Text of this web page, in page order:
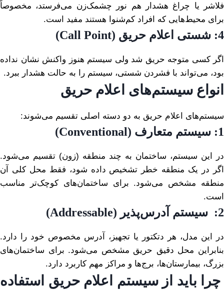
فلاشر یا چراغ هشدار هم نور چشمک‌زن می‌فرستد، مخصوصاً
برای محیط‌هایی که افراد کم‌شنوا هستند مفید است.
4: شستی اعلام حریق (Call Point)
اگر کسی متوجه حریق شد ولی سیستم هنوز واکنش نشان نداده
بود، می‌تواند با فشردن شستی، سیستم را به حالت هشدار ببرد.
انواع سیستم‌های اعلام حریق
سیستم‌های اعلام حریق به دو دسته اصلی تقسیم می‌شوند:
1: سیستم متعارف (Conventional)
در این سیستم، ساختمان به چند منطقه (زون) تقسیم می‌شود.
اگر در یک منطقه خطر تشخیص داده شود، فقط محل کلی آن
منطقه مشخص می‌شود. برای ساختمان‌های کوچک‌تر مناسب
است.
2: سیستم آدرس‌پذیر (Addressable)
در این مدل، هر دتکتور یا تجهیز، آدرس مخصوص خود را دارد.
بنابراین محل دقیق حریق مشخص می‌شود. برای ساختمان‌های
بزرگ، بیمارستان‌ها، برج‌ها و مراکز مهم کاربرد دارد.
چرا باید از سیستم اعلام حریق استفاده